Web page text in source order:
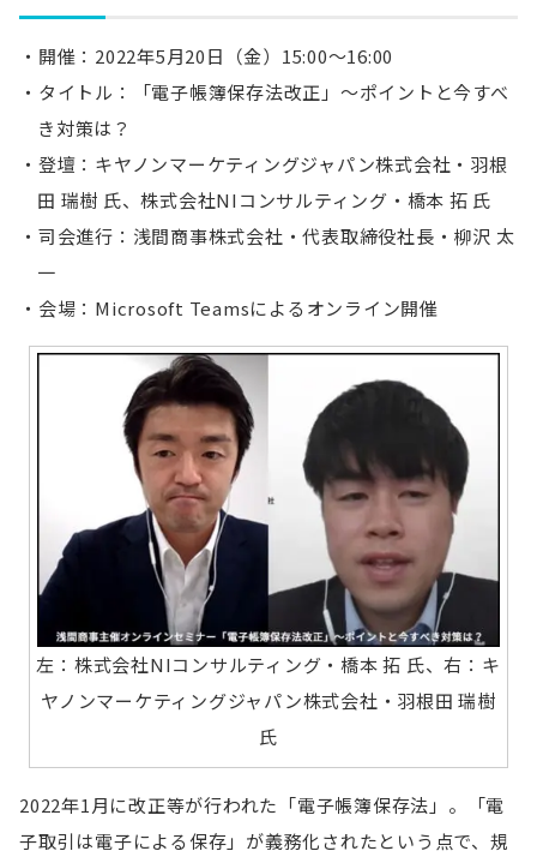
開催：2022年5月20日（金）15:00～16:00
タイトル：「電子帳簿保存法改正」～ポイントと今すべ
き対策は？
登壇：キヤノンマーケティングジャパン株式会社・羽根
田 瑞樹 氏、株式会社NIコンサルティング・橋本 拓 氏
司会進行：浅間商事株式会社・代表取締役社長・柳沢 太
一
会場：Microsoft Teamsによるオンライン開催
左：株式会社NIコンサルティング・橋本 拓 氏、右：キ
ヤノンマーケティングジャパン株式会社・羽根田 瑞樹
氏
2022年1月に改正等が行われた「電子帳簿保存法」。「電
子取引は電子による保存」が義務化されたという点で、規